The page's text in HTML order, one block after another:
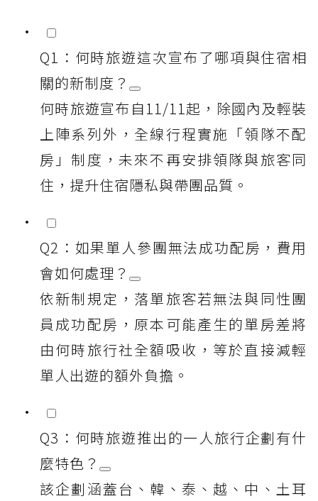
Q1：何時旅遊這次宣布了哪項與住宿相
關的新制度？
何時旅遊宣布自11/11起，除國內及輕裝
上陣系列外，全線行程實施「領隊不配
房」制度，未來不再安排領隊與旅客同
住，提升住宿隱私與帶團品質。
Q2：如果單人參團無法成功配房，費用
會如何處理？
依新制規定，落單旅客若無法與同性團
員成功配房，原本可能產生的單房差將
由何時旅行社全額吸收，等於直接減輕
單人出遊的額外負擔。
Q3：何時旅遊推出的一人旅行企劃有什
麼特色？
該企劃涵蓋台、韓、泰、越、中、土耳